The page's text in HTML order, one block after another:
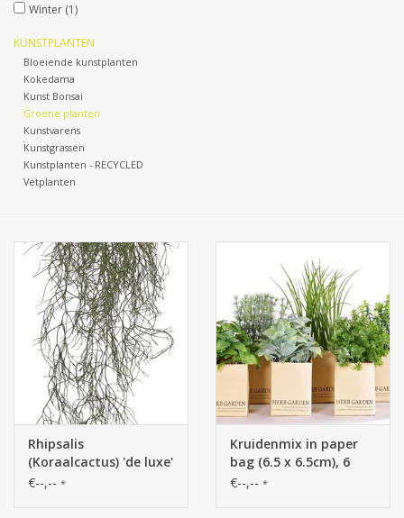
Winter (1)
KUNSTPLANTEN
Bloeiende kunstplanten
Kokedama
Kunst Bonsai
Groene planten
Kunstvarens
Kunstgrassen
Kunstplanten - RECYCLED
Vetplanten
Rhipsalis
(Koraalcactus) 'de luxe'
met 68 clusters blad,
€--,-- *
Kruidenmix in paper
bag (6.5 x 6.5cm), 6
ass.
€--,-- *